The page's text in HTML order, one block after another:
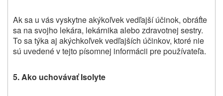
Ak sa u vás vyskytne akýkoľvek vedľajší účinok, obráťte
sa na svojho lekára, lekárnika alebo zdravotnej sestry.
To sa týka aj akýchkoľvek vedľajších účinkov, ktoré nie
sú uvedené v tejto písomnej informácii pre používateľa.
5. Ako uchovávať Isolyte